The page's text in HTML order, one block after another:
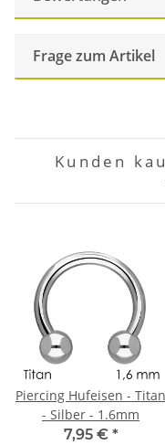
Frage zum Artikel
Kunden
Piercing Hufeisen - Titan
- Silber - 1.6mm
7,95 € *